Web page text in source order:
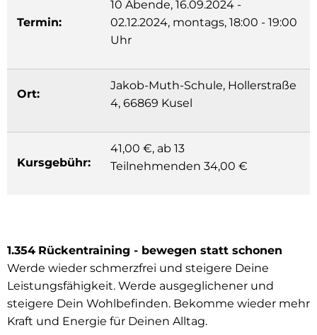
Termin:
10 Abende, 16.09.2024 -
02.12.2024, montags, 18:00 - 19:00
Uhr
Ort:
Jakob-Muth-Schule, Hollerstraße
4, 66869 Kusel
Kursgebühr:
41,00 €, ab 13
Teilnehmenden 34,00 €
1.354 Rückentraining - bewegen statt schonen
Werde wieder schmerzfrei und steigere Deine
Leistungsfähigkeit. Werde ausgeglichener und
steigere Dein Wohlbefinden. Bekomme wieder mehr
Kraft und Energie für Deinen Alltag.